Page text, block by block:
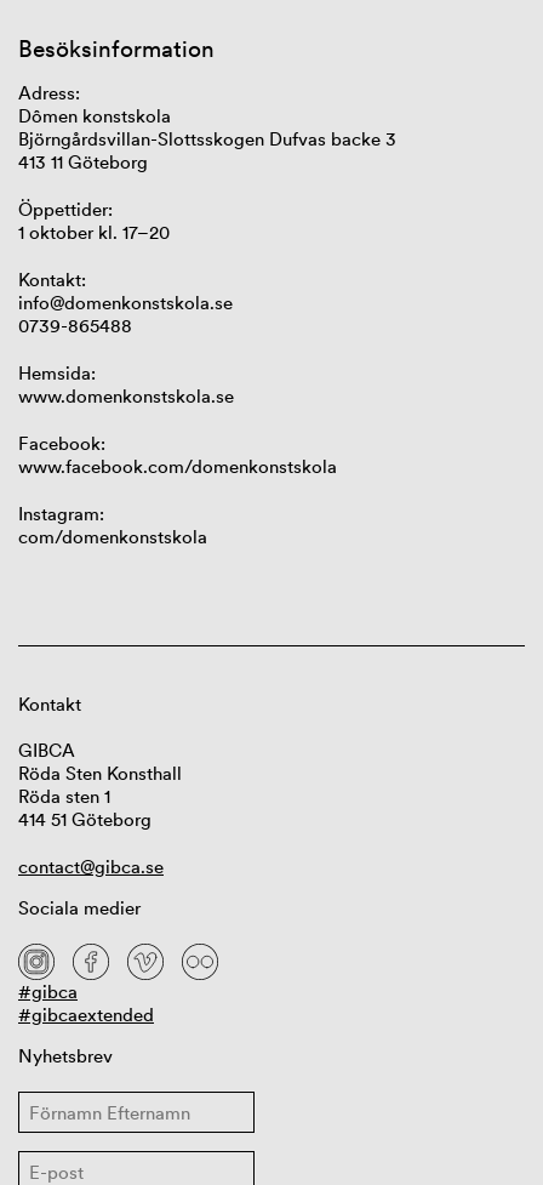
Besöksinformation
Adress:
Dômen konstskola
Björngårdsvillan-Slottsskogen Dufvas backe 3
413 11 Göteborg
Öppettider:
1 oktober kl. 17–20
Kontakt:
info@domenkonstskola.se
0739-865488
Hemsida:
www.domenkonstskola.se
Facebook:
www.facebook.com/domenkonstskola
Instagram:
com/domenkonstskola
Kontakt
GIBCA
Röda Sten Konsthall
Röda sten 1
414 51 Göteborg
contact@gibca.se
Sociala medier
#gibca
#gibcaextended
Nyhetsbrev